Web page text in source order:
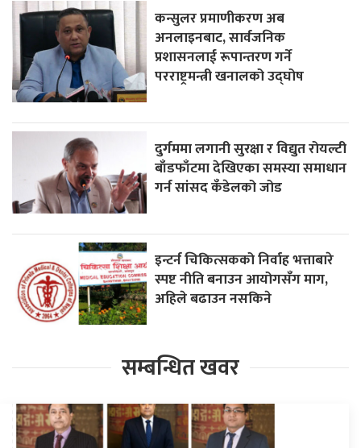
कन्सुलर प्रमाणीकरण अब
अनलाइनबाट, सार्वजनिक
प्रशासनलाई रूपान्तरण गर्ने
परराष्ट्रमन्त्री खनालको उद्घोष
दुर्गममा लगानी सुरक्षा र विद्युत रोयल्टी
बाँडफाँटमा देखिएका समस्या समाधान
गर्न सांसद कँडेलको जोड
इन्टर्न चिकित्सकको निर्वाह भत्ताबारे
स्पष्ट नीति बनाउन आयोगसँग माग,
अहिले बढाउन नसकिने
सम्बन्धित खवर